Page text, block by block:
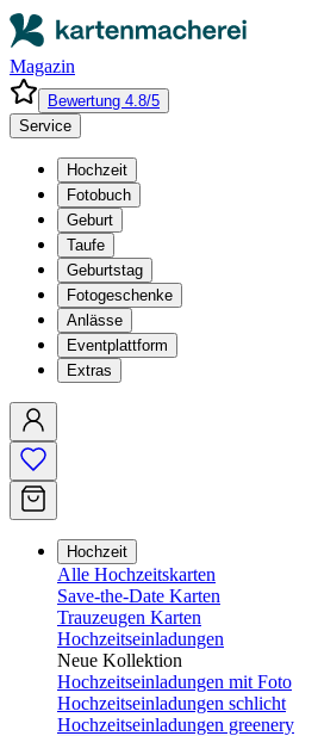
Magazin
Bewertung 4.8/5
Service
Hochzeit
Fotobuch
Geburt
Taufe
Geburtstag
Fotogeschenke
Anlässe
Eventplattform
Extras
Hochzeit
Alle Hochzeitskarten
Save-the-Date Karten
Trauzeugen Karten
Hochzeitseinladungen
Neue Kollektion
Hochzeitseinladungen mit Foto
Hochzeitseinladungen schlicht
Hochzeitseinladungen greenery